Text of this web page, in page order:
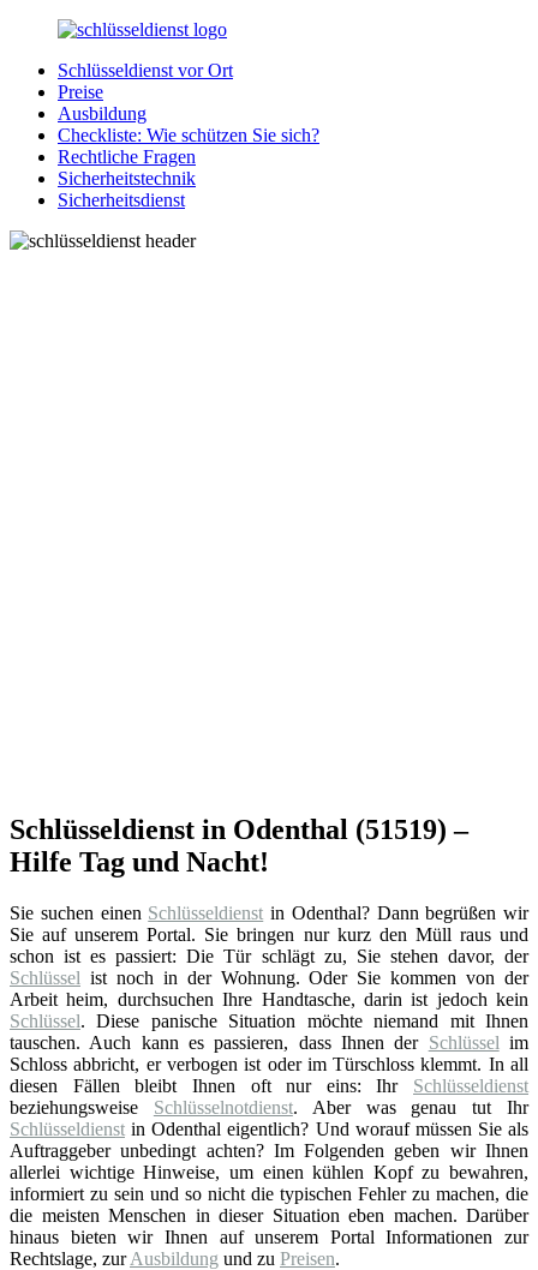
Zurück
Inhalt
SchluesseldienstDirekt.de
Ihre
Notlage
wird
gelöst!
Schlüsseldienst vor Ort
Preise
Ausbildung
Checkliste: Wie schützen Sie sich?
Rechtliche Fragen
Sicherheitstechnik
Sicherheitsdienst
Schlüsseldienst in Odenthal (51519) –
Hilfe Tag und Nacht!
Sie suchen einen Schlüsseldienst in Odenthal? Dann begrüßen wir
Sie auf unserem Portal. Sie bringen nur kurz den Müll raus und
schon ist es passiert: Die Tür schlägt zu, Sie stehen davor, der
Schlüssel ist noch in der Wohnung. Oder Sie kommen von der
Arbeit heim, durchsuchen Ihre Handtasche, darin ist jedoch kein
Schlüssel. Diese panische Situation möchte niemand mit Ihnen
tauschen. Auch kann es passieren, dass Ihnen der Schlüssel im
Schloss abbricht, er verbogen ist oder im Türschloss klemmt. In all
diesen Fällen bleibt Ihnen oft nur eins: Ihr Schlüsseldienst
beziehungsweise Schlüsselnotdienst. Aber was genau tut Ihr
Schlüsseldienst in Odenthal eigentlich? Und worauf müssen Sie als
Auftraggeber unbedingt achten? Im Folgenden geben wir Ihnen
allerlei wichtige Hinweise, um einen kühlen Kopf zu bewahren,
informiert zu sein und so nicht die typischen Fehler zu machen, die
die meisten Menschen in dieser Situation eben machen. Darüber
hinaus bieten wir Ihnen auf unserem Portal Informationen zur
Rechtslage, zurAusbildung und zu Preisen.